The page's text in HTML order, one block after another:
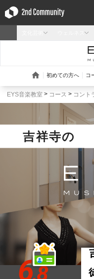
EYS音楽教室 コース コント
吉祥寺の
6.8